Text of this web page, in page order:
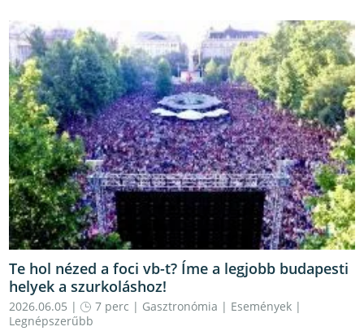
Te hol nézed a foci vb-t? Íme a legjobb budapesti
helyek a szurkoláshoz!
2026.06.05 | 7 perc | Gasztronómia | Események |
Legnépszerűbb